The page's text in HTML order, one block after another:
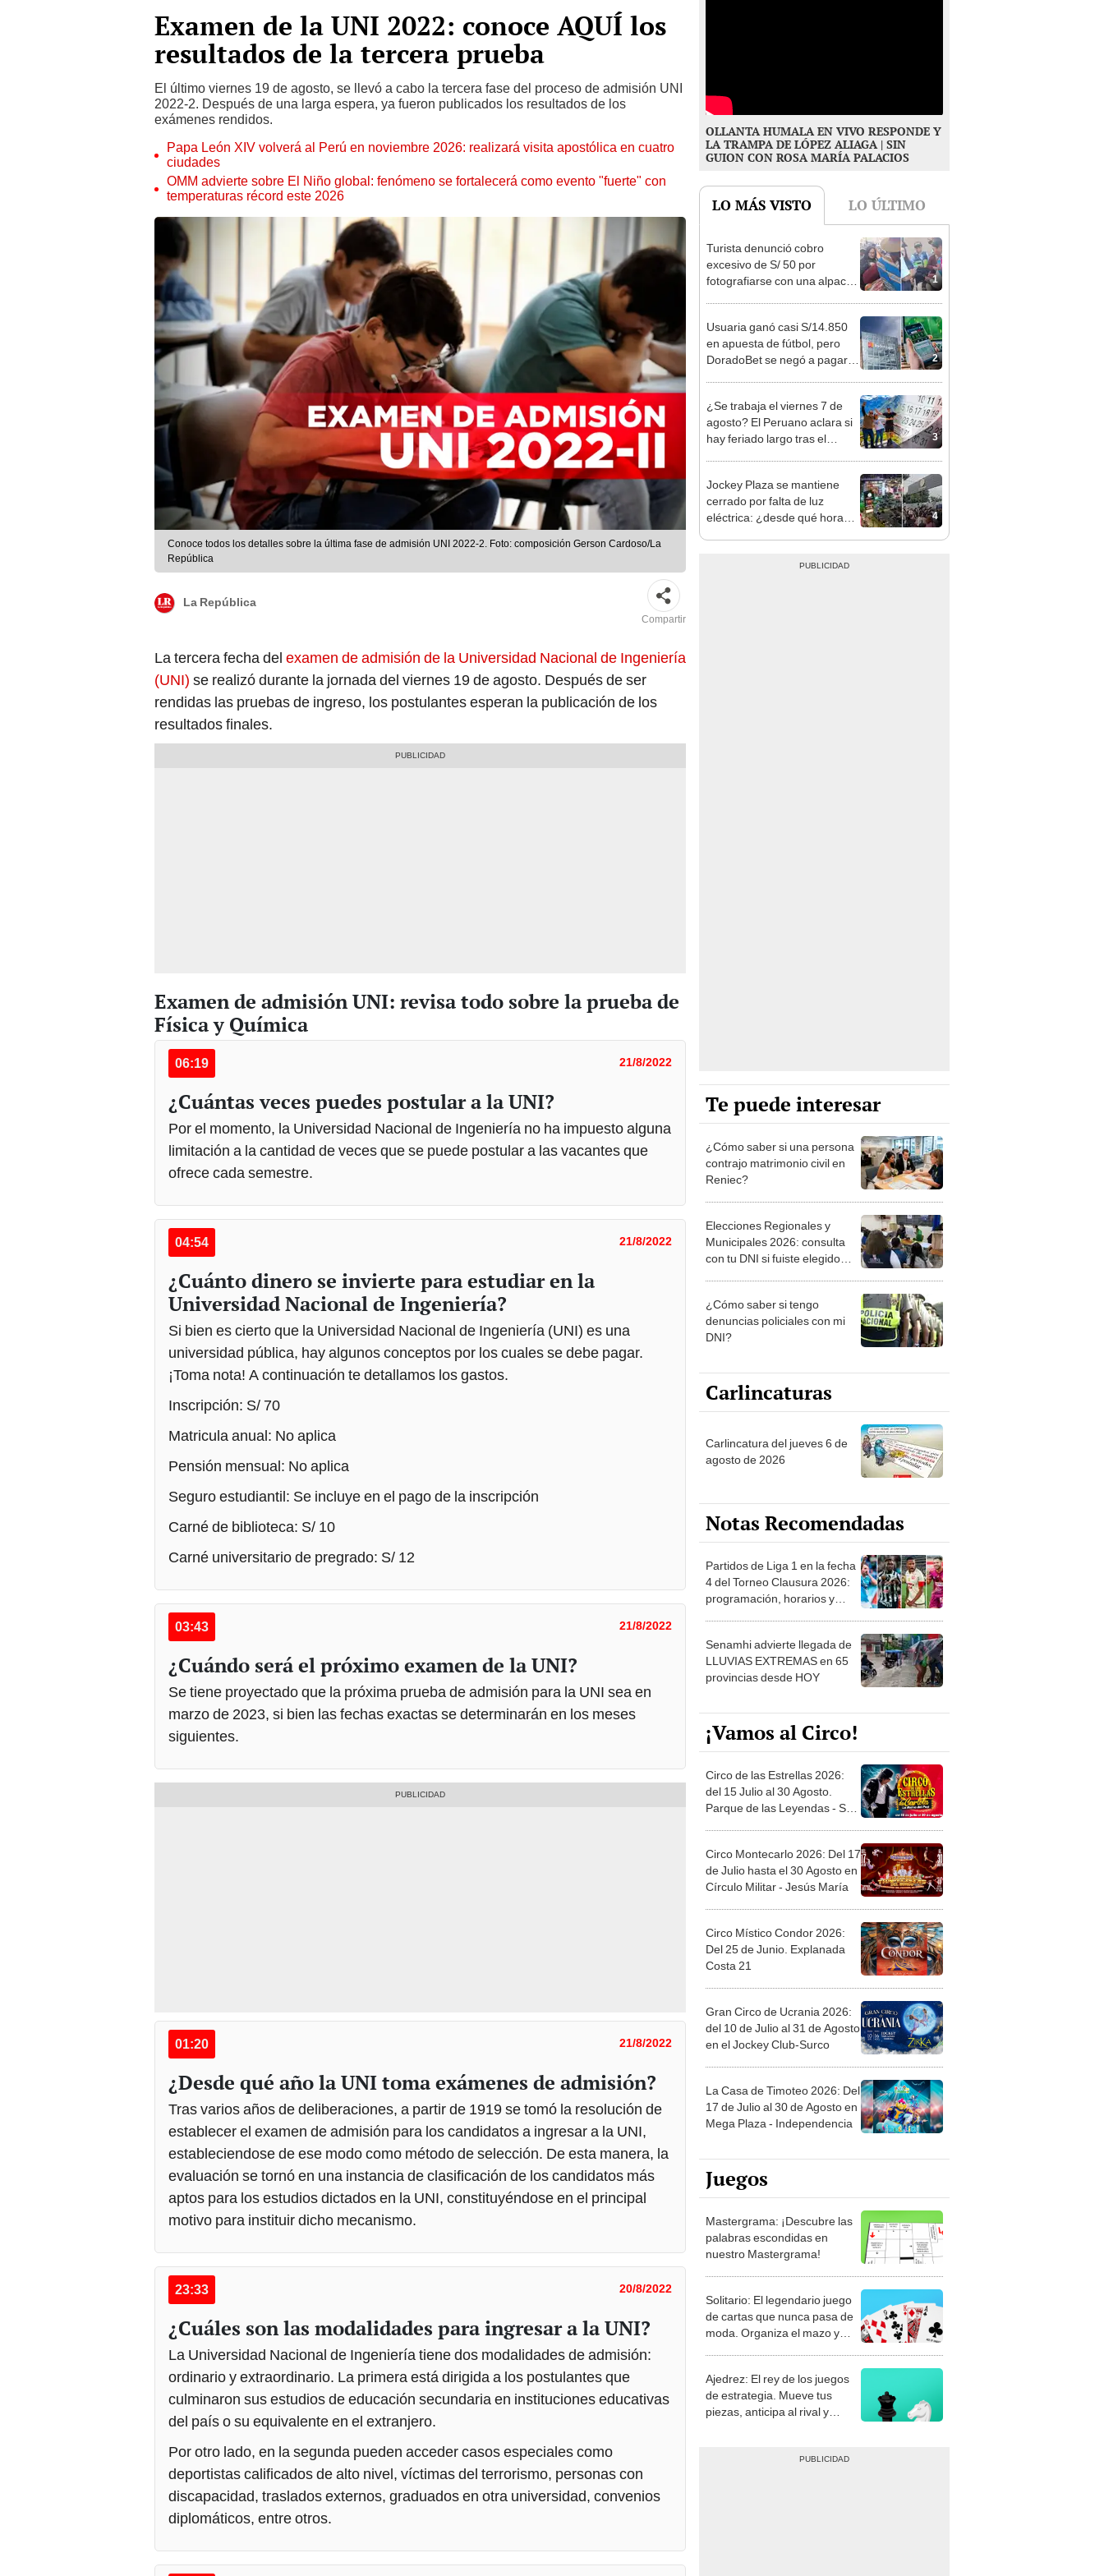
Examen de la UNI 2022: conoce AQUÍ los
resultados de la tercera prueba
El último viernes 19 de agosto, se llevó a cabo la tercera fase del proceso de admisión UNI
2022-2. Después de una larga espera, ya fueron publicados los resultados de los
exámenes rendidos.
Papa León XIV volverá al Perú en noviembre 2026: realizará visita apostólica en cuatro
ciudades
OMM advierte sobre El Niño global: fenómeno se fortalecerá como evento "fuerte" con
temperaturas récord este 2026
Conoce todos los detalles sobre la última fase de admisión UNI 2022-2. Foto: composición Gerson Cardoso/La
República
La República
Compartir
La tercera fecha del examen de admisión de la Universidad Nacional de Ingeniería
(UNI) se realizó durante la jornada del viernes 19 de agosto. Después de ser
rendidas las pruebas de ingreso, los postulantes esperan la publicación de los
resultados finales.
Examen de admisión UNI: revisa todo sobre la prueba de
Física y Química
06:19 21/8/2022
¿Cuántas veces puedes postular a la UNI?
Por el momento, la Universidad Nacional de Ingeniería no ha impuesto alguna
limitación a la cantidad de veces que se puede postular a las vacantes que
ofrece cada semestre.
04:54 21/8/2022
¿Cuánto dinero se invierte para estudiar en la
Universidad Nacional de Ingeniería?
Si bien es cierto que la Universidad Nacional de Ingeniería (UNI) es una
universidad pública, hay algunos conceptos por los cuales se debe pagar.
¡Toma nota! A continuación te detallamos los gastos.
Inscripción: S/ 70
Matricula anual: No aplica
Pensión mensual: No aplica
Seguro estudiantil: Se incluye en el pago de la inscripción
Carné de biblioteca: S/ 10
Carné universitario de pregrado: S/ 12
03:43 21/8/2022
¿Cuándo será el próximo examen de la UNI?
Se tiene proyectado que la próxima prueba de admisión para la UNI sea en
marzo de 2023, si bien las fechas exactas se determinarán en los meses
siguientes.
01:20 21/8/2022
¿Desde qué año la UNI toma exámenes de admisión?
Tras varios años de deliberaciones, a partir de 1919 se tomó la resolución de
establecer el examen de admisión para los candidatos a ingresar a la UNI,
estableciendose de ese modo como método de selección. De esta manera, la
evaluación se tornó en una instancia de clasificación de los candidatos más
aptos para los estudios dictados en la UNI, constituyéndose en el principal
motivo para instituir dicho mecanismo.
23:33 20/8/2022
¿Cuáles son las modalidades para ingresar a la UNI?
La Universidad Nacional de Ingeniería tiene dos modalidades de admisión:
ordinario y extraordinario. La primera está dirigida a los postulantes que
culminaron sus estudios de educación secundaria en instituciones educativas
del país o su equivalente en el extranjero.
Por otro lado, en la segunda pueden acceder casos especiales como
deportistas calificados de alto nivel, víctimas del terrorismo, personas con
discapacidad, traslados externos, graduados en otra universidad, convenios
diplomáticos, entre otros.
OLLANTA HUMALA EN VIVO RESPONDE Y
LA TRAMPA DE LÓPEZ ALIAGA | SIN
GUION CON ROSA MARÍA PALACIOS
LO MÁS VISTO LO ÚLTIMO
1
Turista denunció cobro
excesivo de S/ 50 por
fotografiarse con una alpaca
2
Usuaria ganó casi S/14.850
en apuesta de fútbol, pero
DoradoBet se negó a pagar:
3
¿Se trabaja el viernes 7 de
agosto? El Peruano aclara si
hay feriado largo tras el
4
Jockey Plaza se mantiene
cerrado por falta de luz
eléctrica: ¿desde qué hora
Te puede interesar
¿Cómo saber si una persona
contrajo matrimonio civil en
Reniec?
Elecciones Regionales y
Municipales 2026: consulta
con tu DNI si fuiste elegido
la ONPE
¿Cómo saber si tengo
denuncias policiales con mi
DNI?
Carlincaturas
Carlincatura del jueves 6 de
agosto de 2026
Notas Recomendadas
Partidos de Liga 1 en la fecha
4 del Torneo Clausura 2026:
programación, horarios y
Senamhi advierte llegada de
LLUVIAS EXTREMAS en 65
provincias desde HOY
¡Vamos al Circo!
Circo de las Estrellas 2026:
del 15 Julio al 30 Agosto.
Parque de las Leyendas - San
Circo Montecarlo 2026: Del 17
de Julio hasta el 30 Agosto en
Círculo Militar - Jesús María
Circo Místico Condor 2026:
Del 25 de Junio. Explanada
Costa 21
Gran Circo de Ucrania 2026:
del 10 de Julio al 31 de Agosto
en el Jockey Club-Surco
La Casa de Timoteo 2026: Del
17 de Julio al 30 de Agosto en
Mega Plaza - Independencia
Juegos
Mastergrama: ¡Descubre las
palabras escondidas en
nuestro Mastergrama!
Solitario: El legendario juego
de cartas que nunca pasa de
moda. Organiza el mazo y
Ajedrez: El rey de los juegos
de estrategia. Mueve tus
piezas, anticipa al rival y